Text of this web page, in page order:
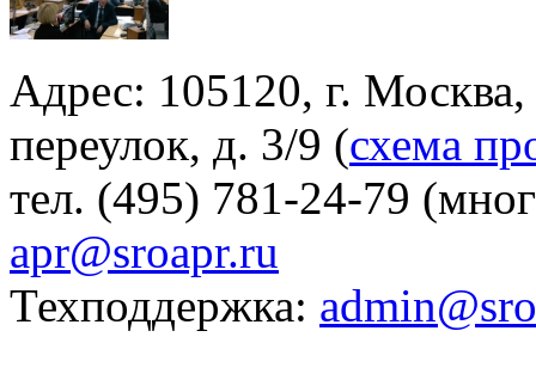
Адрес: 105120, г.
переулок, д. 3/9 (схема
тел. (495) 781-24-79
apr@sroapr.ru
Техподдержка: